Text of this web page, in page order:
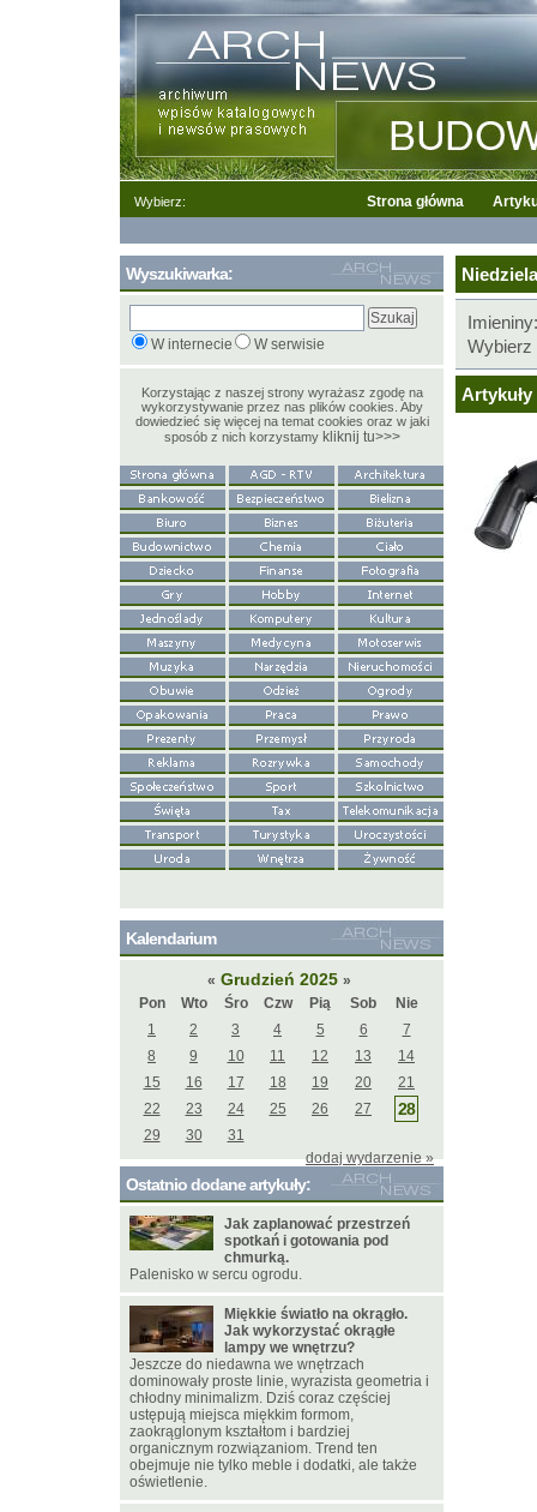
Wybierz: Strona główna
Wybierz
Wyszukiwarka:
W internecie W serwisie
Korzystając z naszej strony wyrażasz zgodę na
wykorzystywanie przez nas plików cookies. Aby
dowiedzieć się więcej na temat cookies oraz w jaki
sposób z nich korzystamy kliknij tu>>>
Kalendarium
« Grudzień 2025 »
Pon
Wto Śro Czw Pią Sob
Nie
1
2 3 4 5 6
7
8
9 10 11 12 13
14
15
16 17 18 19 20
21
22
23 24 25 26 27 28
29 30
31
dodaj wydarzenie »
Ostatnio dodane artykuły:
Jak zaplanować przestrzeń
spotkań i gotowania pod
chmurką.
Palenisko w sercu ogrodu.
Miękkie światło na okrągło.
Jak wykorzystać okrągłe
lampy we wnętrzu?
Jeszcze do niedawna we wnętrzach
dominowały proste linie, wyrazista geometria i
chłodny minimalizm. Dziś coraz częściej
ustępują miejsca miękkim formom,
zaokrąglonym kształtom i bardziej
organicznym rozwiązaniom. Trend ten
obejmuje nie tylko meble i dodatki, ale także
oświetlenie.